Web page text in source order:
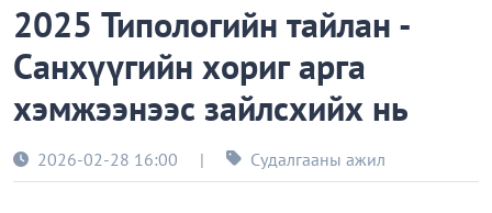
2025 Типологийн тайлан -
Санхүүгийн хориг арга
хэмжээнээс зайлсхийх нь
2026-02-28 16:00 | Судалгааны ажил